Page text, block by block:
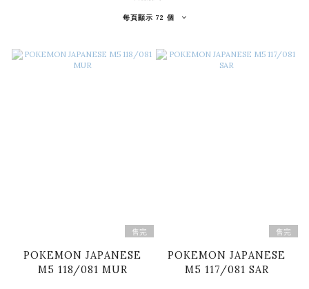
每頁顯示 72 個
售完
POKEMON JAPANESE
M5 118/081 MUR
售完
POKEMON JAPANESE
M5 117/081 SAR